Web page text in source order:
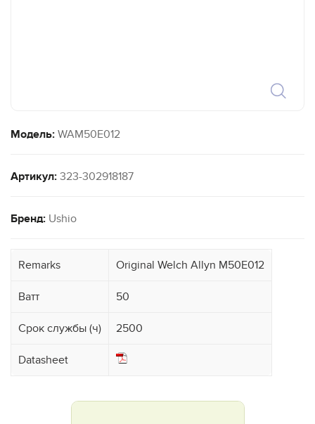
Модель: WAM50E012
Артикул: 323-302918187
Бренд: Ushio
Remarks Original Welch Allyn M50E012
Ватт 50
Срок службы (ч) 2500
Datasheet